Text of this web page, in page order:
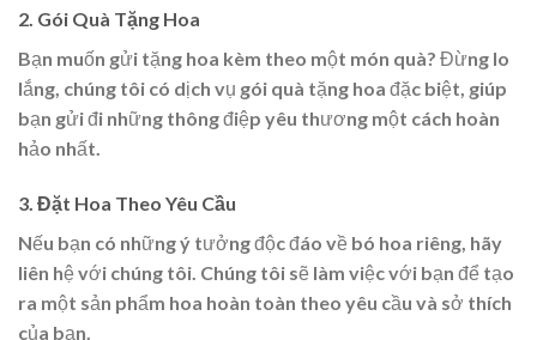
2. Gói Quà Tặng Hoa
Bạn muốn gửi tặng hoa kèm theo một món quà? Đừng lo
lắng, chúng tôi có dịch vụ gói quà tặng hoa đặc biệt, giúp
bạn gửi đi những thông điệp yêu thương một cách hoàn
hảo nhất.
3. Đặt Hoa Theo Yêu Cầu
Nếu bạn có những ý tưởng độc đáo về bó hoa riêng, hãy
liên hệ với chúng tôi. Chúng tôi sẽ làm việc với bạn để tạo
ra một sản phẩm hoa hoàn toàn theo yêu cầu và sở thích
của bạn.